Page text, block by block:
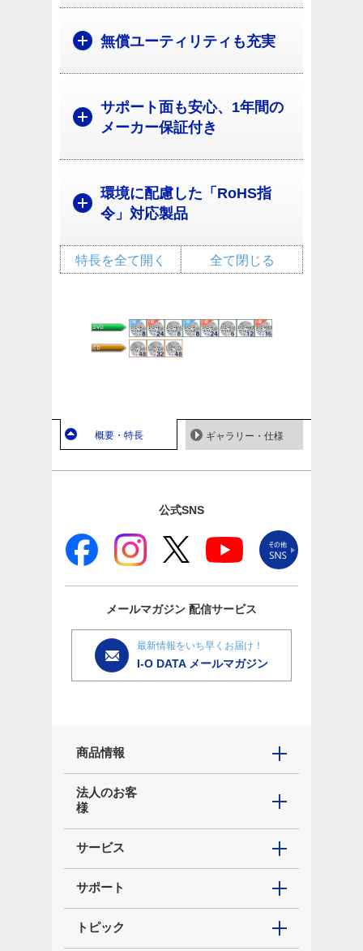
無償ユーティリティも充実
サポート面も安心、1年間の
メーカー保証付き
環境に配慮した「RoHS指
令」対応製品
全て閉じる
特長を全て開く
概要・特長 ギャラリー・仕様
公式SNS
メールマガジン 配信サービス
最新情報をいち早くお届け！
I-O DATA メールマガジン
商品情報
法人のお客
様
サービス
サポート
トピック